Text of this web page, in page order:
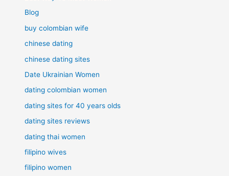
Blog
buy colombian wife
chinese dating
chinese dating sites
Date Ukrainian Women
dating colombian women
dating sites for 40 years olds
dating sites reviews
dating thai women
filipino wives
filipino women